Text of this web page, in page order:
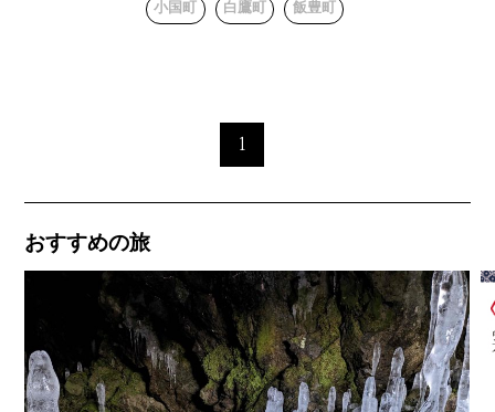
小国町 白鷹町 飯豊町
1
おすすめの旅